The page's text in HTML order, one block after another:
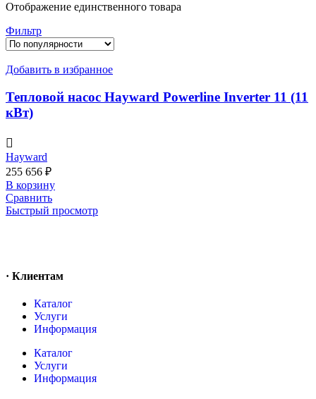
Отображение единственного товара
Фильтр
Добавить в избранное
Тепловой насос Hayward Powerline Inverter 11 (11
кВт)
Hayward
255 656 ₽
В корзину
Сравнить
Быстрый просмотр
· Клиентам
Каталог
Услуги
Информация
Каталог
Услуги
Информация